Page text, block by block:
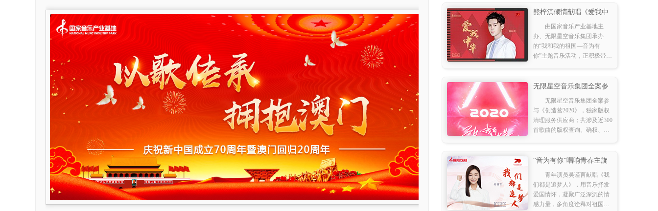
观，在春节期间丰富
熊梓淇倾情献唱《爱我中
由国家音乐产业基地主
办、无限星空音乐集团承办
的“我和我的祖国—音为有
你”主题音乐活动，正积极带来
熊梓淇最新单曲《爱我中
音乐上线。
无限星空音乐集团全案参
无限星空音乐集团全案参
与《创造营2020》，独家版权
清理服务供应商；共涉及近300
首歌曲的版权查询、确权、议
视频推出的能量女团成长综
“音为有你”唱响青春主旋
时代青年演员吴谨言献唱《我
们都是追梦人》，用音乐抒发
爱国情怀，凝聚广泛深沉的情
感力量，多角度诠释对祖国的